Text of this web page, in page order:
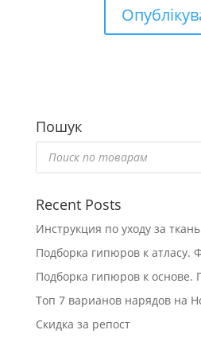
Пошук
Пошук
товарів
Recent Posts
Инструкция по уходу за
Подборка гипюров к атласу.
Подборка гипюров к основе.
Топ 7 варианов нарядов на
Скидка за репост